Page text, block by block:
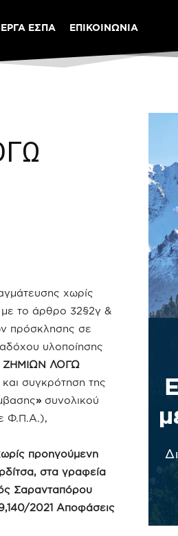
ΕΡΓΑ ΕΣΠΑ ΕΠΙΚΟΙΝΩΝΙΑ
χωρίς
το άρθρο 32§2γ &
πρόσκλησης σε
υλοποίησης
ΛΟΓΩ
συγκρότηση της
» συνολικού
Φ.Π.Α.),
προηγούμενη
στα γραφεία
Σαρανταπόρου
2021 Αποφάσεις